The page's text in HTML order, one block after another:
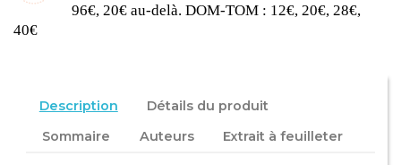
96€, 20€ au-delà. DOM-TOM : 12€, 20€, 28€,
40€
Description
Détails du produit
Sommaire
Auteurs Extrait à feuilleter